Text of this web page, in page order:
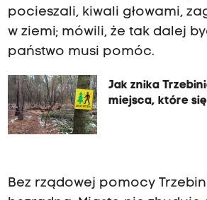
pocieszali, kiwali głowami,
w ziemi; mówili, że tak dalej
państwo musi pomóc.
Jak znika
miejsca, które
Bez rządowej pomocy